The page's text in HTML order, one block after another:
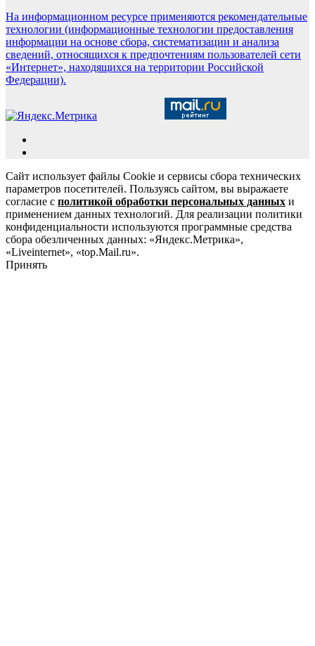
На информационном ресурсе применяются рекомендательные
технологии (информационные технологии предоставления
информации на основе сбора, систематизации и анализа
сведений, относящихся к предпочтениям пользователей сети
«Интернет», находящихся на территории Российской
Федерации).
Сайт использует файлы Cookie и сервисы сбора технических
параметров посетителей. Пользуясь сайтом, вы выражаете
согласие с политикой обработки персональных данных и
применением данных технологий. Для реализации политики
конфиденциальности используются программные средства
сбора обезличенных данных: «Яндекс.Метрика»,
«Liveinternet», «top.Mail.ru».
Принять